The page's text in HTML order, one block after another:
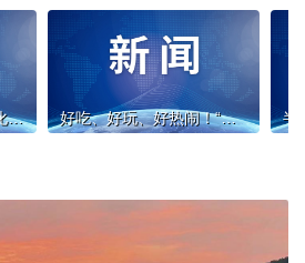
半壁店恭和家园美食文化节：高科技 + 社区共创 这是“我们的美好家园” 好吃、好玩、好热闹！“吉食享乐·成！”第十一届乐成养老美食文化节系列活动举办